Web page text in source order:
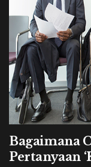
Bagaimana
Pertanyaan